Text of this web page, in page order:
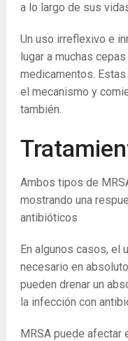
a lo largo de sus
Un uso irreflexivo e
lugar a muchas
medicamentos.
el mecanismo y
también.
Ambos tipos de
mostrando una
antibióticos
En algunos casos, el
necesario en
pueden drenar un
la infección con
MRSA puede afectar